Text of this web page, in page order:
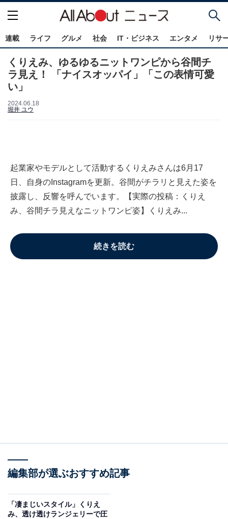
連載 ライフ グルメ 社会 IT・ビジネス エンタメ リサ
くりえみ、ゆるゆるニットワンピから谷間チ
ラ見え！ 「ナイスオッパイ」「この表情可愛
い」
2024.06.18
堀井 ユウ
起業家やモデルとして活動するくりえみさんは6月17
日、自身のInstagramを更新。谷間がチラリと見えた姿を
披露し、反響を呼んでいます。【実際の投稿：くりえ
み、谷間チラ見えなニットワンピ姿】くりえみ...
続きを読む
編集部が選ぶおすすめ記事
「凄まじいスタイル」くりえ
み、透け透けランジェリーで圧